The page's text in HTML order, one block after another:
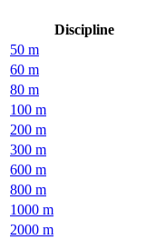
Discipline
50 m
60 m
80 m
100 m
200 m
300 m
600 m
800 m
1000 m
2000 m